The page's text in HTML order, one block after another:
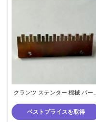
クランツ ステンター 機械 パーツ
ピン 4mm 厚さ 銅 材料 プレート
ベストプライスを取得